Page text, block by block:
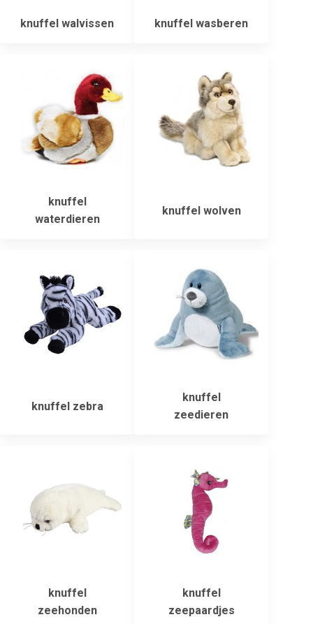
knuffel walvissen knuffel wasberen
knuffel
waterdieren
knuffel wolven
knuffel zebra
knuffel
zeedieren
knuffel
zeehonden
knuffel
zeepaardjes